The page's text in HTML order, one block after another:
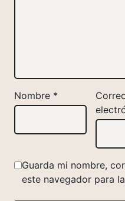
Nombre *
Guarda mi nombre,
este navegador para